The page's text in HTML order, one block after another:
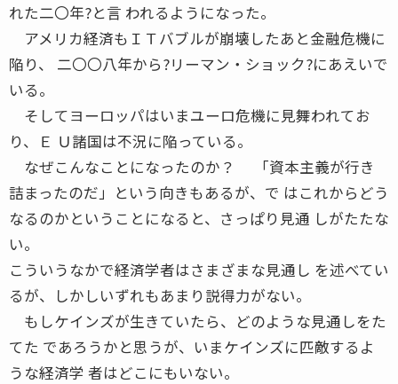
れた二〇年?と言 われるようになった。
アメリカ経済もＩＴバブルが崩壊したあと金融危機に
陥り、 二〇〇八年から?リーマン・ショック?にあえいで
いる。
そしてヨーロッパはいまユーロ危機に見舞われてお
り、Ｅ Ｕ諸国は不況に陥っている。
なぜこんなことになったのか？ 「資本主義が行き
詰まったのだ」という向きもあるが、で はこれからどう
なるのかということになると、さっぱり見通 しがたたな
い。
こういうなかで経済学者はさまざまな見通し を述べてい
るが、しかしいずれもあまり説得力がない。
もしケインズが生きていたら、どのような見通しをた
てた であろうかと思うが、いまケインズに匹敵するよ
うな経済学 者はどこにもいない。